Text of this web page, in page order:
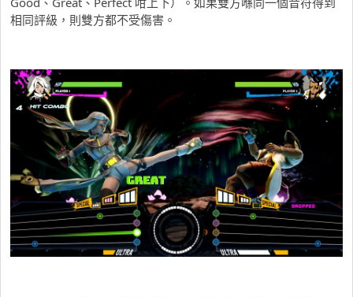
相同評級，則雙方都不受傷害。